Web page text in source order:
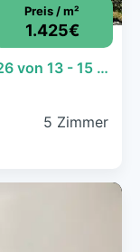
Preis / m²
1.425€
***OPEN HOUSE Freitag, 3. Juli 2026 von 13 - 15 Uhr*** Wohnhaus mit großem Grundstück in Pram am Hausruck
5 Zimmer